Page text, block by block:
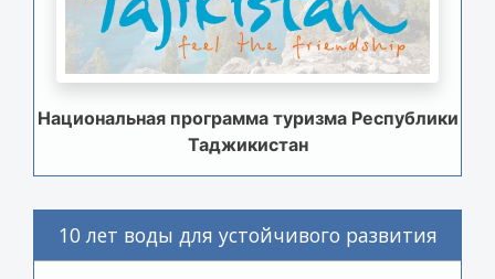
Национальная программа туризма Республики
Таджикистан
10 лет воды для устойчивого развития